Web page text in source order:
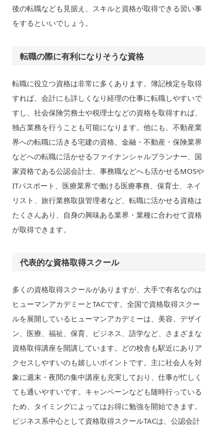
後の転職なども見据え、スキルと資格が取得できる習い事
をするといいでしょう。
転職の際に有利になりそうな資格
転職に役立つ資格は非常に多くあります。簿記検定を取得
すれば、会計にも詳しくなり経理の仕事に転職しやすいで
すし、社会保険労務士や税理士などの資格を取得すれば、
独占業務を行うことも可能になります。他にも、不動産業
界への転職に活きる宅建の資格、金融・不動産・保険業界
などへの転職に活かせるファイナンシャルプランナー、国
家資格である公認会計士、事務職などへも活かせるMOSや
ITパスポート、医療業界で働ける医療事務、保育士、ネイ
リスト、旅行業務取扱管理者など、転職に活かせる資格は
たくさんあり、自身の興味ある業界・業種に合わせて資格
が取得できます。
代表的な資格取得スクール
多くの資格取得スクールがありますが、大手で有名なのは
ヒューマンアカデミーとTACです。全国で資格取得スクー
ルを展開しているヒューマンアカデミーは、美容、デザイ
ン、医療、福祉、保育、ビジネス、語学など、さまざまな
資格取得講座を開講しています。どの校舎も駅近にありア
クセスしやすいのも嬉しいポイントです。主に社会人を対
象に週末・夜間の集中講座も充実しており、仕事が忙しく
ても通いやすいです。キャンペーンなども随時行っている
ため、タイミングによってはお得に勉強を開始できます。
ビジネス系中心として資格取得スクールTACは、公認会計